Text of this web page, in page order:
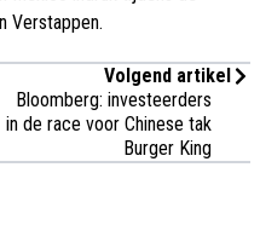
Verstappen.
Volgend artikel
Bloomberg: investeerders
in de race voor Chinese tak
Burger King